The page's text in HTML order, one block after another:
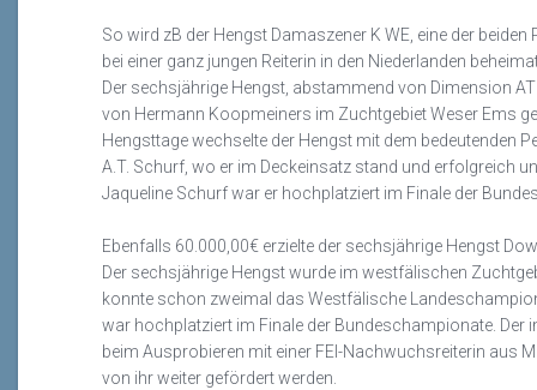
So wird zB der Hengst Damaszener K WE, eine der
bei einer ganz jungen Reiterin in den Niederlanden
Der sechsjährige Hengst, abstammend von Dimension
von Hermann Koopmeiners im Zuchtgebiet Weser Ems
Hengsttage wechselte der Hengst mit dem bedeutenden
A.T. Schurf, wo er im Deckeinsatz stand und erfolgreich
Jaqueline Schurf war er hochplatziert im Finale der
Ebenfalls 60.000,00€ erzielte der sechsjährige Hengst
Der sechsjährige Hengst wurde im westfälischen
konnte schon zweimal das Westfälische
war hochplatziert im Finale der Bundeschampionate. Der
beim Ausprobieren mit einer FEI-Nachwuchsreiterin aus
von ihr weiter gefördert werden.